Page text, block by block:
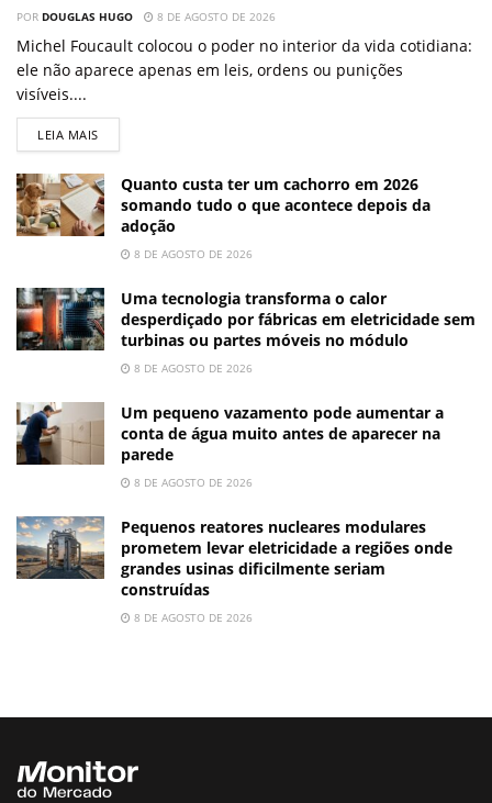
POR DOUGLAS HUGO 8 DE AGOSTO DE 2026
Michel Foucault colocou o poder no interior da vida cotidiana:
ele não aparece apenas em leis, ordens ou punições
visíveis....
LEIA MAIS
Quanto custa ter um cachorro em 2026
somando tudo o que acontece depois da
adoção
8 DE AGOSTO DE 2026
Uma tecnologia transforma o calor
desperdiçado por fábricas em eletricidade sem
turbinas ou partes móveis no módulo
8 DE AGOSTO DE 2026
Um pequeno vazamento pode aumentar a
conta de água muito antes de aparecer na
parede
8 DE AGOSTO DE 2026
Pequenos reatores nucleares modulares
prometem levar eletricidade a regiões onde
grandes usinas dificilmente seriam
construídas
8 DE AGOSTO DE 2026